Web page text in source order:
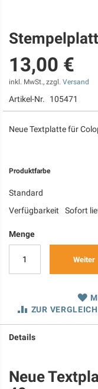
Zum
Anfang
der
Bildgalerie
springen
13,00 €
inkl. MwSt., zzgl. Versand
Artikel-Nr. 105471
Neue Textplatte für
Produktfarbe
Standard
Verfügbarkeit
Sofort
Menge
Weiter
ZUR
Details
Neue